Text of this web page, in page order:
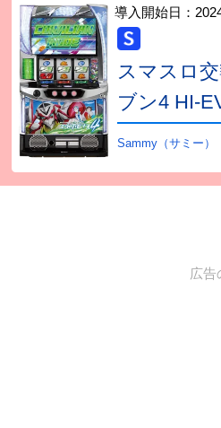
導入開始日：
スマスロ
ブン4 HI-
Sammy（サミー）
広告